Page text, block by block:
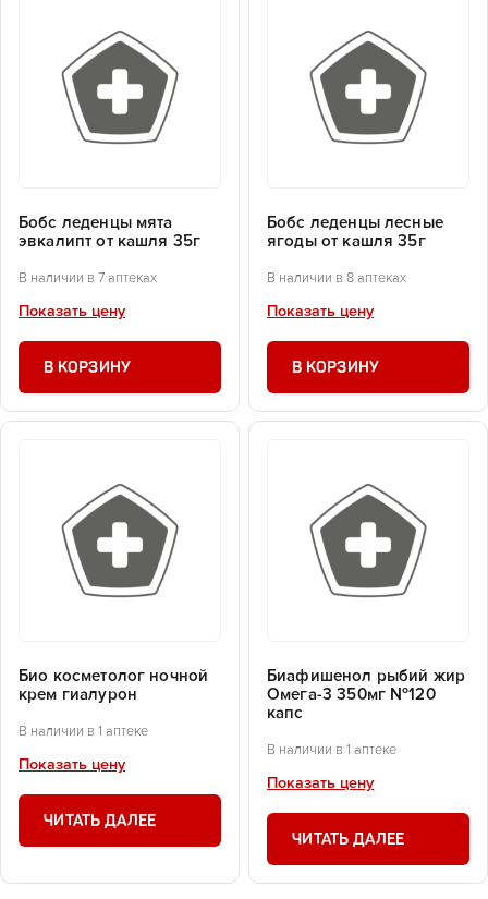
Бобс леденцы мята
эвкалипт от кашля 35г
В наличии в 7 аптеках
Показать цену
В КОРЗИНУ
Бобс леденцы лесные
ягоды от кашля 35г
В наличии в 8 аптеках
Показать цену
В КОРЗИНУ
Био косметолог ночной
крем гиалурон
В наличии в 1 аптеке
Показать цену
ЧИТАТЬ ДАЛЕЕ
Биафишенол рыбий жир
Омега-3 350мг №120
капс
В наличии в 1 аптеке
Показать цену
ЧИТАТЬ ДАЛЕЕ